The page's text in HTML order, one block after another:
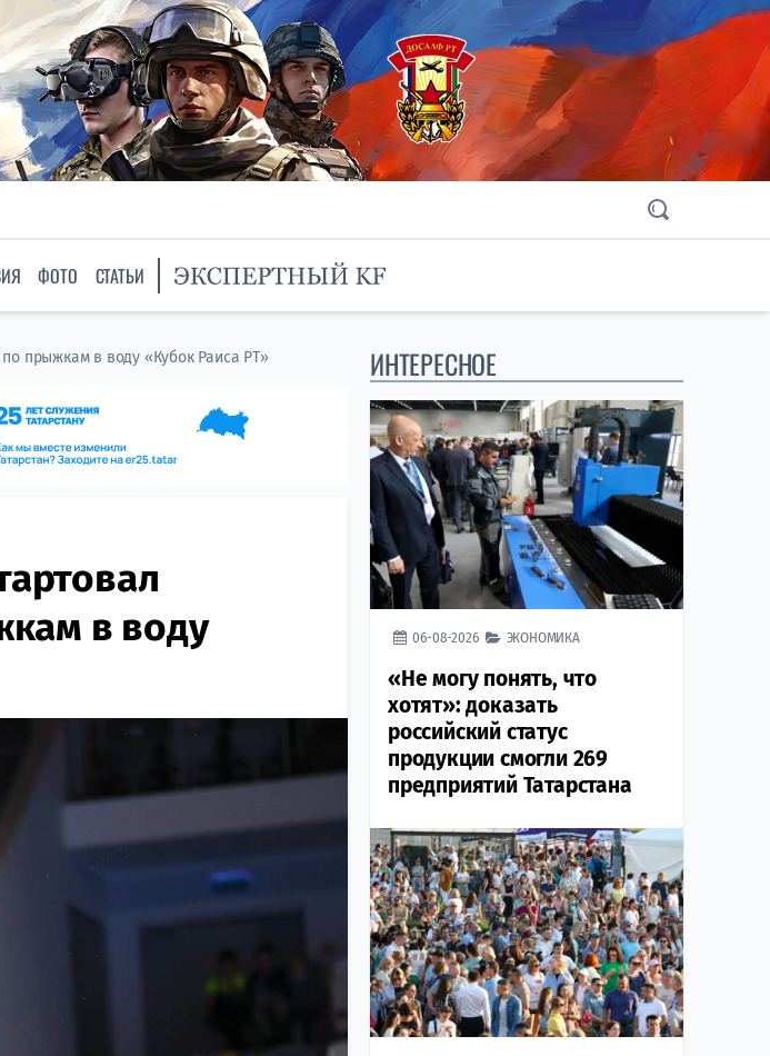
ФОТО СТАТЬИ
прыжкам в воду «Кубок Раиса РТ»
в воду
ИНТЕРЕСНОЕ
06-08-2026 ЭКОНОМИКА
«Не могу понять, что
хотят»: доказать
российский статус
продукции смогли 269
предприятий Татарстана